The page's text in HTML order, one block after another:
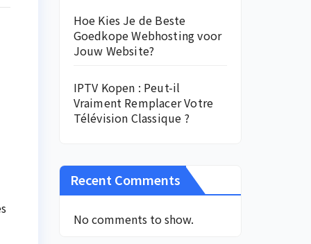
Hoe Kies Je de Beste
Goedkope Webhosting voor
Jouw Website?
IPTV Kopen : Peut-il
Vraiment Remplacer Votre
Télévision Classique ?
Recent Comments
No comments to show.